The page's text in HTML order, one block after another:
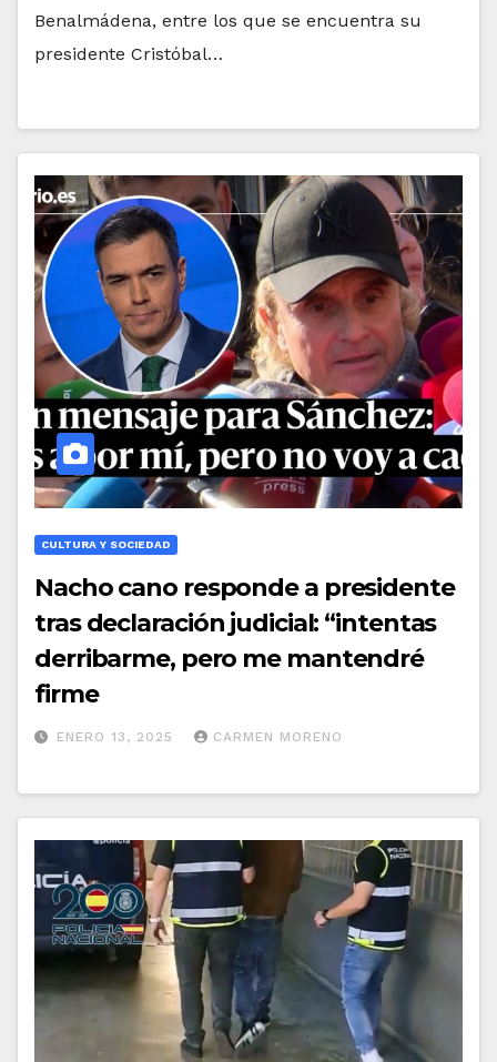
Benalmádena, entre los que se encuentra su
presidente Cristóbal…
CULTURA Y SOCIEDAD
Nacho cano responde a presidente
tras declaración judicial: “intentas
derribarme, pero me mantendré
firme
ENERO 13, 2025 CARMEN MORENO